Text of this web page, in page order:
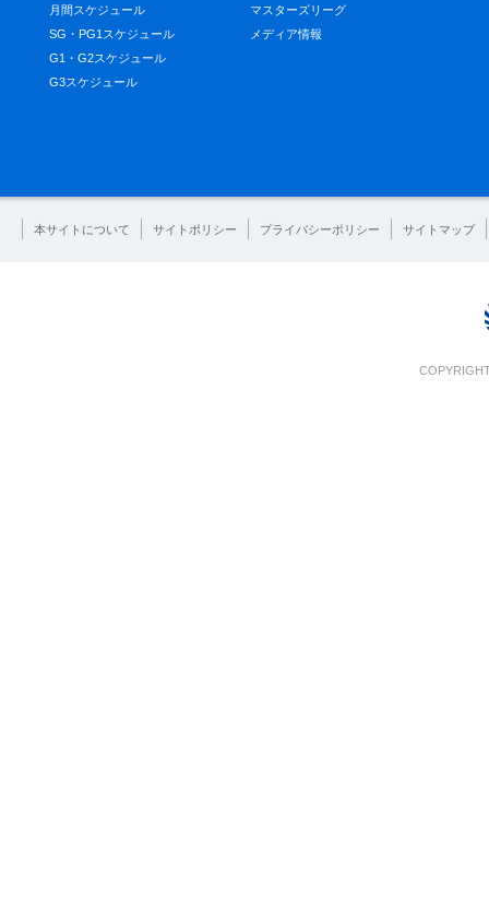
月間スケジュール
SG・PG1スケジュール
G1・G2スケジュール
G3スケジュール
マスターズリーグ
メディア情報
本サイトについて サイトポリシー プライバシーポリシー サイトマップ